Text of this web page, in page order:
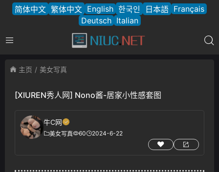
简体中文 繁体中文 English 한국인 日本語 Français
Deutsch Italian
主页 美女写真
[XIUREN秀人网] Nono酱-居家小性感套图
牛C网
美女写真 60 2024-6-22